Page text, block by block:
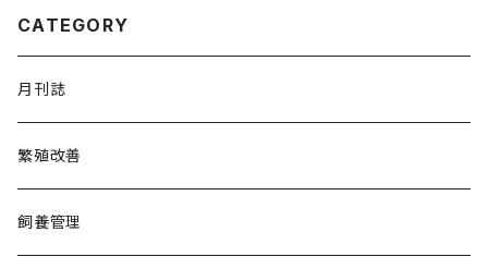
CATEGORY
月刊誌
繁殖改善
飼養管理